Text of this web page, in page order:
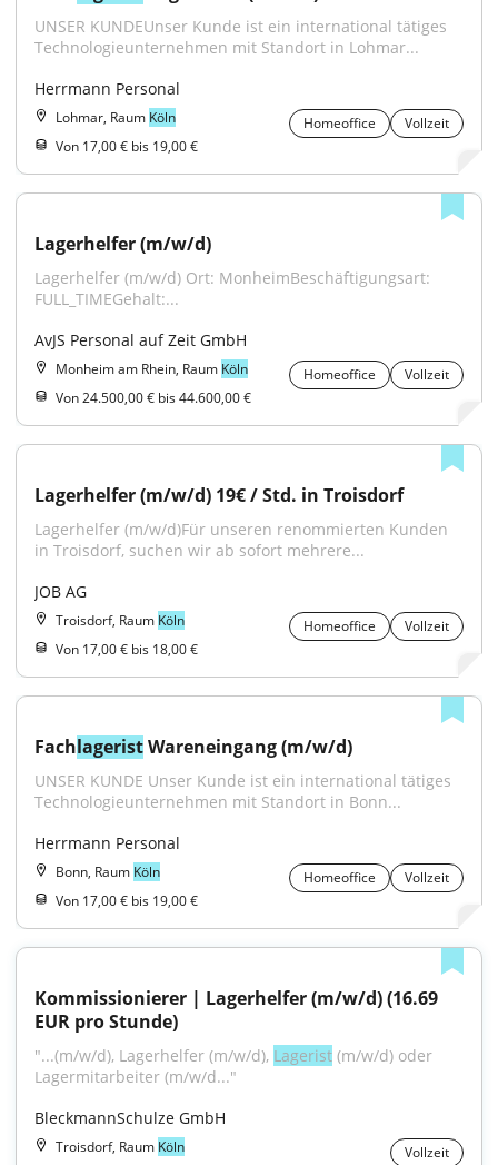
UNSER KUNDEUnser Kunde ist ein international tätiges
Technologieunternehmen mit Standort in Lohmar...
Herrmann Personal
Lohmar, Raum Köln Homeoffice
Vollzeit
Von 17,00 € bis 19,00 €
Lagerhelfer (m/w/d)
Lagerhelfer (m/w/d) Ort: MonheimBeschäftigungsart:
FULL_TIMEGehalt:...
AvJS Personal auf Zeit GmbH
Monheim am Rhein, Raum Köln Homeoffice
Vollzeit
Von 24.500,00 € bis 44.600,00 €
Lagerhelfer (m/w/d) 19€ / Std. in Troisdorf
Lagerhelfer (m/w/d)Für unseren renommierten Kunden
in Troisdorf, suchen wir ab sofort mehrere...
JOB AG
Troisdorf, Raum Köln Homeoffice
Vollzeit
Von 17,00 € bis 18,00 €
Fachlagerist Wareneingang (m/w/d)
UNSER KUNDE Unser Kunde ist ein international tätiges
Technologieunternehmen mit Standort in Bonn...
Herrmann Personal
Bonn, Raum Köln Homeoffice
Vollzeit
Von 17,00 € bis 19,00 €
Kommissionierer | Lagerhelfer (m/w/d) (16.69
EUR pro Stunde)
"...(m/w/d), Lagerhelfer (m/w/d), Lagerist (m/w/d) oder
Lagermitarbeiter (m/w/d..."
BleckmannSchulze GmbH
Troisdorf, Raum Köln
Vollzeit